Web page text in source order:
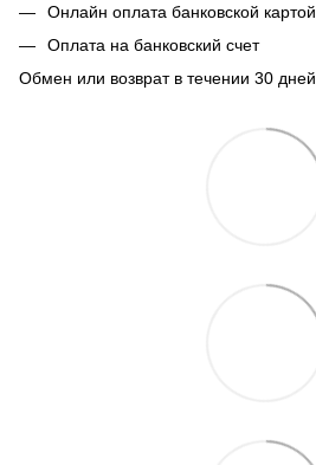
Онлайн оплата банковской картой
Оплата на банковский счет
Обмен или возврат в течении 30 дней